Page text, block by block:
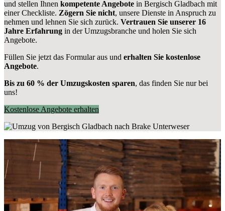
und stellen Ihnen kompetente Angebote in Bergisch Gladbach mit
einer Checkliste. Zögern Sie nicht, unsere Dienste in Anspruch zu
nehmen und lehnen Sie sich zurück. Vertrauen Sie unserer 16
Jahre Erfahrung in der Umzugsbranche und holen Sie sich
Angebote.
Füllen Sie jetzt das Formular aus und erhalten Sie kostenlose
Angebote.
Bis zu 60 % der Umzugskosten sparen, das finden Sie nur bei
uns!
Kostenlose Angebote erhalten